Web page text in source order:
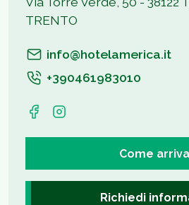
TRENTO
info@hotelamerica.it
+390461983010
Come
Richiedi